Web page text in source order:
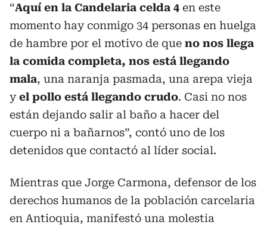
“Aquí en la Candelaria celda 4 en este
momento hay conmigo 34 personas en huelga
de hambre por el motivo de que no nos llega
la comida completa, nos está llegando
mala, una naranja pasmada, una arepa vieja
yel pollo está llegando crudo. Casi no nos
están dejando salir al baño a hacer del
cuerpo ni a bañarnos”, contó uno de los
detenidos que contactó al líder social.
Mientras que Jorge Carmona, defensor de los
derechos humanos de la población carcelaria
en Antioquia, manifestó una molestia